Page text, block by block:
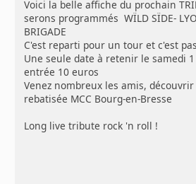
Voici la belle affiche du prochain
serons programmés WÏLD SÏDE-
BRIGADE
C'est reparti pour un tour et c'est
Une seule date à retenir le samedi
entrée 10 euros
Venez nombreux les amis, découvrir
rebatisée MCC Bourg-en-Bresse
Long live tribute rock 'n roll !